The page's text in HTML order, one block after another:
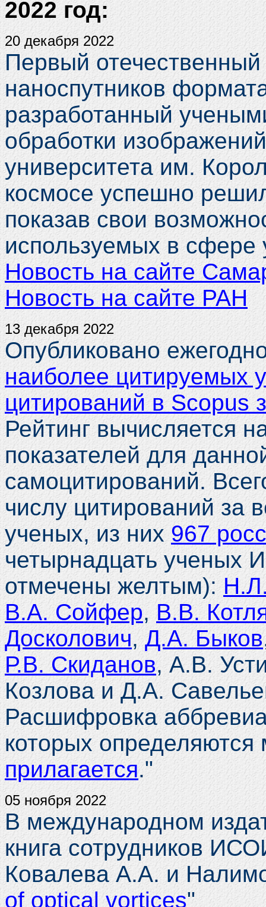
2022 год:
20 декабря 2022
Первый отечественный
наноспутников
разработанный
обработки
университета им.
космосе успешно
показав свои
используемых в сфере
Новость на сайте
Новость на сайте РАН
13 декабря 2022
Опубликовано
наиболее цитируемых
цитирований в Scopus
Рейтинг вычисляется
показателей для
самоцитирований.
числу цитирований за
ученых, из них 967
четырнадцать
отмечены желтым):
В.А. Сойфер, В.В.
Досколович,Д.А. Быков
Р.В. Скиданов, А.В.
Козлова и Д.А.
Расшифровка
которых определяются
прилагается."
05 ноября 2022
В международном
книга сотрудников
Ковалева А.А. и
of optical vortices"